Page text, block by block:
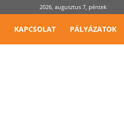
2026, augusztus 7, péntek
KAPCSOLAT PÁLYÁZATOK